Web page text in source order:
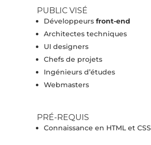
PUBLIC VISÉ
Développeurs front-end
Architectes techniques
UI designers
Chefs de projets
Ingénieurs d’études
Webmasters
PRÉ-REQUIS
Connaissance en HTML et CSS